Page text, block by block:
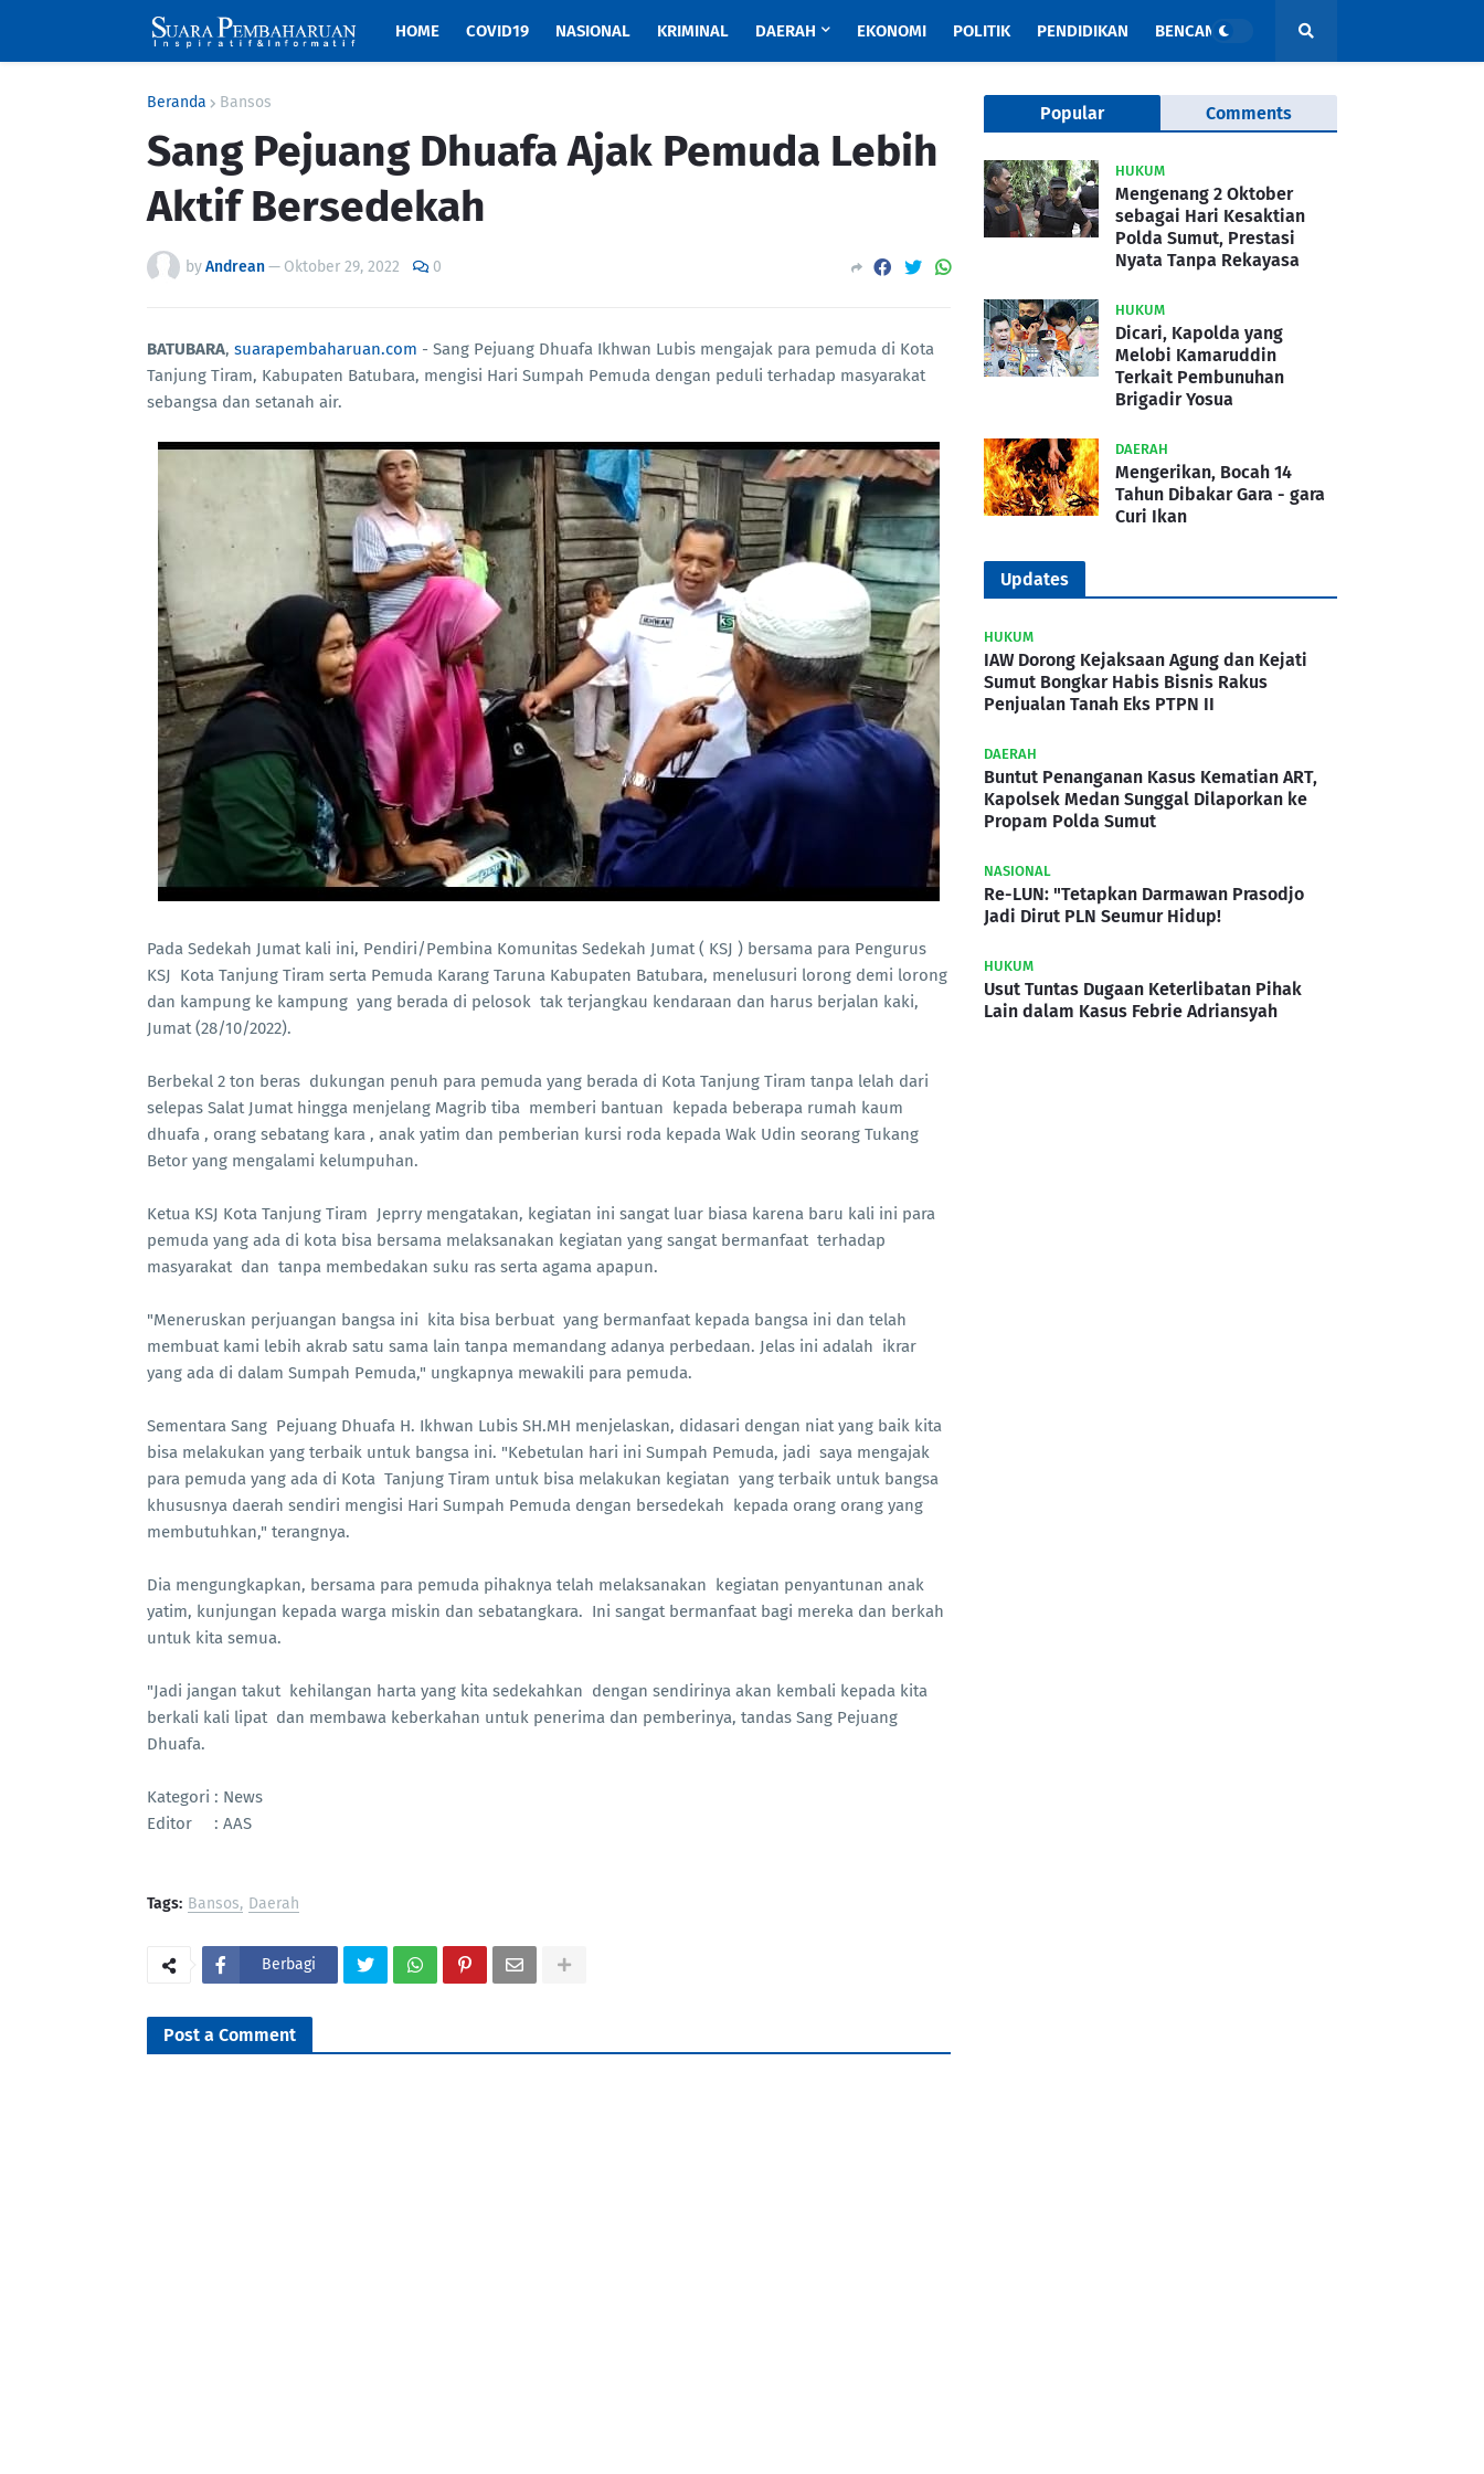
HOME COVID19 NASIONAL KRIMINAL DAERAH EKONOMI POLITIK PENDIDIKAN BENCANA
Beranda Bansos
Sang Pejuang Dhuafa Ajak Pemuda Lebih
Aktif Bersedekah
byAndrean— Oktober 29, 2022 0
BATUBARA, suarapembaharuan.com - Sang Pejuang Dhuafa Ikhwan Lubis mengajak para pemuda di Kota
Tanjung Tiram, Kabupaten Batubara, mengisi Hari Sumpah Pemuda dengan peduli terhadap masyarakat
sebangsa dan setanah air.
Pada Sedekah Jumat kali ini, Pendiri/Pembina Komunitas Sedekah Jumat ( KSJ ) bersama para Pengurus
KSJ Kota Tanjung Tiram serta Pemuda Karang Taruna Kabupaten Batubara, menelusuri lorong demi lorong
dan kampung ke kampung yang berada di pelosok tak terjangkau kendaraan dan harus berjalan kaki,
Jumat (28/10/2022).
Berbekal 2 ton beras dukungan penuh para pemuda yang berada di Kota Tanjung Tiram tanpa lelah dari
selepas Salat Jumat hingga menjelang Magrib tiba memberi bantuan kepada beberapa rumah kaum
dhuafa , orang sebatang kara , anak yatim dan pemberian kursi roda kepada Wak Udin seorang Tukang
Betor yang mengalami kelumpuhan.
Ketua KSJ Kota Tanjung Tiram Jeprry mengatakan, kegiatan ini sangat luar biasa karena baru kali ini para
pemuda yang ada di kota bisa bersama melaksanakan kegiatan yang sangat bermanfaat terhadap
masyarakat dan tanpa membedakan suku ras serta agama apapun.
"Meneruskan perjuangan bangsa ini kita bisa berbuat yang bermanfaat kepada bangsa ini dan telah
membuat kami lebih akrab satu sama lain tanpa memandang adanya perbedaan. Jelas ini adalah ikrar
yang ada di dalam Sumpah Pemuda," ungkapnya mewakili para pemuda.
Sementara Sang Pejuang Dhuafa H. Ikhwan Lubis SH.MH menjelaskan, didasari dengan niat yang baik kita
bisa melakukan yang terbaik untuk bangsa ini. "Kebetulan hari ini Sumpah Pemuda, jadi saya mengajak
para pemuda yang ada di Kota Tanjung Tiram untuk bisa melakukan kegiatan yang terbaik untuk bangsa
khususnya daerah sendiri mengisi Hari Sumpah Pemuda dengan bersedekah kepada orang orang yang
membutuhkan," terangnya.
Dia mengungkapkan, bersama para pemuda pihaknya telah melaksanakan kegiatan penyantunan anak
yatim, kunjungan kepada warga miskin dan sebatangkara. Ini sangat bermanfaat bagi mereka dan berkah
untuk kita semua.
"Jadi jangan takut kehilangan harta yang kita sedekahkan dengan sendirinya akan kembali kepada kita
berkali kali lipat dan membawa keberkahan untuk penerima dan pemberinya, tandas Sang Pejuang
Dhuafa.
Kategori : News
Editor : AAS
Tags: Bansos Daerah
Berbagi
Post a Comment
Popular Comments
HUKUM
Mengenang 2 Oktober
sebagai Hari Kesaktian
Polda Sumut, Prestasi
Nyata Tanpa Rekayasa
HUKUM
Dicari, Kapolda yang
Melobi Kamaruddin
Terkait Pembunuhan
Brigadir Yosua
DAERAH
Mengerikan, Bocah 14
Tahun Dibakar Gara - gara
Curi Ikan
Updates
HUKUM
IAW Dorong Kejaksaan Agung dan Kejati
Sumut Bongkar Habis Bisnis Rakus
Penjualan Tanah Eks PTPN II
DAERAH
Buntut Penanganan Kasus Kematian ART,
Kapolsek Medan Sunggal Dilaporkan ke
Propam Polda Sumut
NASIONAL
Re-LUN: "Tetapkan Darmawan Prasodjo
Jadi Dirut PLN Seumur Hidup!
HUKUM
Usut Tuntas Dugaan Keterlibatan Pihak
Lain dalam Kasus Febrie Adriansyah